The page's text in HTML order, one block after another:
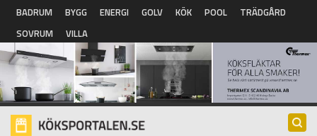
Hoppa till huvudinnehåll
BADRUM BYGG ENERGI GOLV KÖK POOL
TRÄDGÅRD
SOVRUM
VILLA